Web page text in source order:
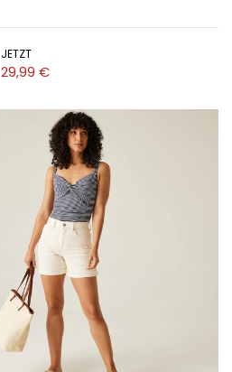
JETZT
29,99 €